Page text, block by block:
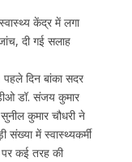
केंद्र में लगा
दी गई सलाह
दिन बांका सदर
डॉ. संजय कुमार
कुमार चौधरी ने
में स्वास्थ्यकर्मी
कई तरह की